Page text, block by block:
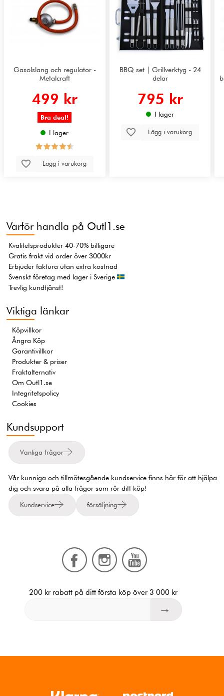
Gasolslang och regulator -
Metalcraft
499 kr
Bra deal!
I lager
Lägg i varukorg
BBQ set | Grillverktyg - 24
delar
795 kr
I lager
Lägg i varukorg
Varför handla på Outl1.se
Kvalitetsprodukter 40-70% billigare
Gratis frakt vid order över 3000kr
Erbjuder faktura utan extra kostnad
Svenskt företag med lager i Sverige
Trevlig kundtjänst!
Viktiga länkar
Köpvillkor
Ångra Köp
Garantivillkor
Produkter & priser
Fraktalternativ
Om Outl1.se
Integritetspolicy
Cookies
Kundsupport
Vanliga frågor
Vår kunniga och tillmötesgående kundservice finns här för att hjälpa
dig och svara på alla frågor som rör ditt köp!
Kundservice försäljning
200 kr rabatt på ditt första köp över 3 000 kr